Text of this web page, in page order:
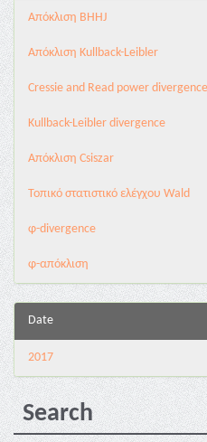
Aπόκλιση BHHJ
Aπόκλιση Kullback-Leibler
Cressie and Read power divergence
Kullback-Leibler divergence
Απόκλιση Csiszar
Τοπικό στατιστικό ελέγχου Wald
φ-divergence
φ-απόκλιση
Date
2017
Search